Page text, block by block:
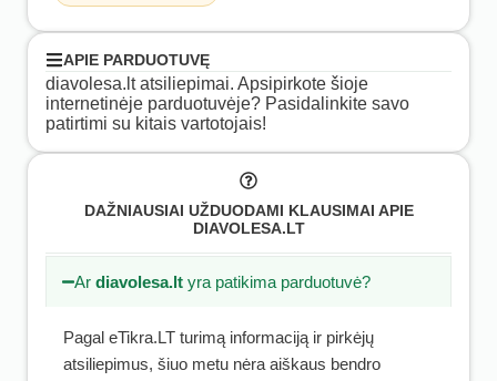
APIE PARDUOTUVĘ
diavolesa.lt atsiliepimai. Apsipirkote šioje
internetinėje parduotuvėje? Pasidalinkite savo
patirtimi su kitais vartotojais!
DAŽNIAUSIAI UŽDUODAMI KLAUSIMAI APIE
DIAVOLESA.LT
Ardiavolesa.lt yra patikima parduotuvė?
Pagal eTikra.LT turimą informaciją ir pirkėjų
atsiliepimus, šiuo metu nėra aiškaus bendro